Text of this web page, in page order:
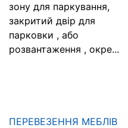
зону для паркування,
закритий двір для
парковки , або
розвантаження , окре...
ПЕРЕВЕЗЕННЯ МЕБЛІВ